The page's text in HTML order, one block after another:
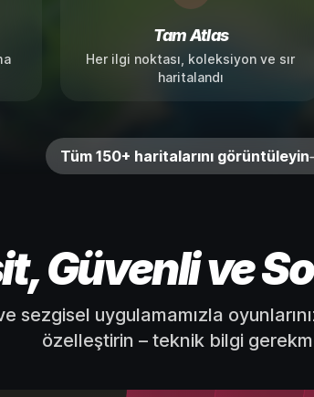
Tam Atlas
Her ilgi noktası, koleksiyon ve sır
haritalandı
Tüm 150+ haritalarını görüntüleyin
Güvenli ve
sezgisel uygulamamızla
özelleştirin – teknik bilgi